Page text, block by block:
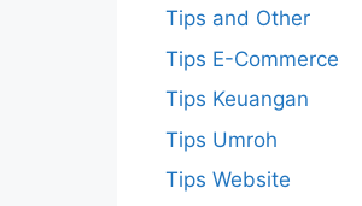
Tips and Other
Tips E-Commerce
Tips Keuangan
Tips Umroh
Tips Website